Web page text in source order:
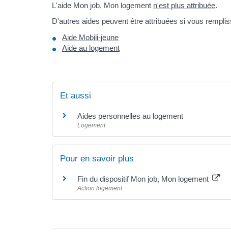
L'aide Mon job, Mon logement n'est plus attribuée.
D'autres aides peuvent être attribuées si vous
Aide Mobili-jeune
Aide au logement
Et aussi
Aides personnelles au logement
Logement
Pour en savoir plus
Fin du dispositif Mon job, Mon logement
Action logement